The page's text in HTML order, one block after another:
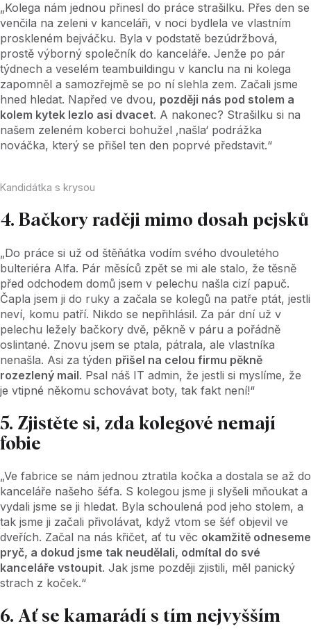
„Kolega nám jednou přinesl do práce strašilku. Přes den se
venčila na zeleni v kanceláři, v noci bydlela ve vlastním
proskleném bejváčku. Byla v podstatě bezúdržbová,
prostě výborný společník do kanceláře. Jenže po pár
týdnech a veselém teambuildingu v kanclu na ni kolega
zapomněl a samozřejmě se po ní slehla zem. Začali jsme
hned hledat. Napřed ve dvou, později nás pod stolem a
kolem kytek lezlo asi dvacet. A nakonec? Strašilku si na
našem zeleném koberci bohužel ‚našla‘ podrážka
nováčka, který se přišel ten den poprvé představit.“
Kandidátka s krysou
4. Bačkory raději mimo dosah pejsků
„Do práce si už od štěňátka vodím svého dvouletého
bulteriéra Alfa. Pár měsíců zpět se mi ale stalo, že těsně
před odchodem domů jsem v pelechu našla cizí papuč.
Čapla jsem ji do ruky a začala se kolegů na patře ptát, jestli
neví, komu patří. Nikdo se nepřihlásil. Za pár dní už v
pelechu ležely bačkory dvě, pěkně v páru a pořádně
oslintané. Znovu jsem se ptala, pátrala, ale vlastníka
nenašla. Asi za týden přišel na celou firmu pěkně
rozezlený mail. Psal náš IT admin, že jestli si myslíme, že
je vtipné někomu schovávat boty, tak fakt není!“
5. Zjistěte si, zda kolegové nemají
fobie
„Ve fabrice se nám jednou ztratila kočka a dostala se až do
kanceláře našeho šéfa. S kolegou jsme ji slyšeli mňoukat a
vydali jsme se ji hledat. Byla schoulená pod jeho stolem, a
tak jsme ji začali přivolávat, když vtom se šéf objevil ve
dveřích. Začal na nás křičet, ať tu věc okamžitě odneseme
pryč, a dokud jsme tak neudělali, odmítal do své
kanceláře vstoupit. Jak jsme později zjistili, měl panický
strach z koček.“
6. Ať se kamarádí s tím nejvyšším